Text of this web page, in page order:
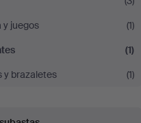
y juegos
(1)
(1)
y brazaletes
(1)